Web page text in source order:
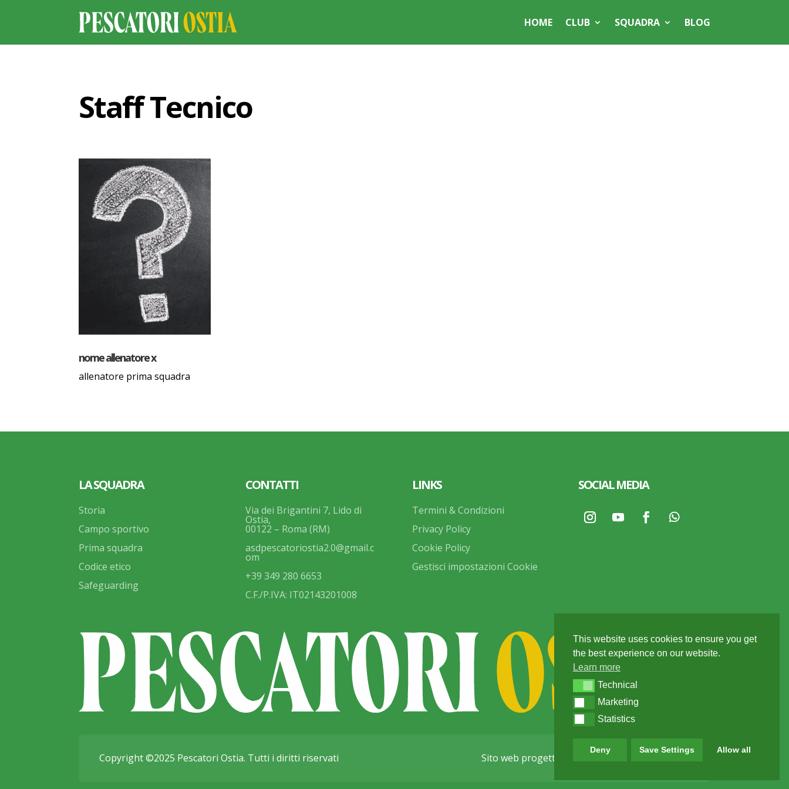
HOME CLUB SQUADRA BLOG
Staff Tecnico
nome allenatore x
allenatore prima squadra
LA SQUADRA
Storia
Campo sportivo
Prima squadra
Codice etico
Safeguarding
CONTATTI
Via dei Brigantini 7, Lido di
Ostia,
00122 – Roma (RM)
asdpescatoriostia2.0@gmail.c
om
+39 349 280 6653
C.F./P.IVA: IT02143201008
LINKS
Termini & Condizioni
Privacy Policy
Cookie Policy
Gestisci impostazioni Cookie
SOCIAL MEDIA
Copyright ©2025 Pescatori Ostia. Tutti i diritti riservati Sito web progettato e sviluppato da Ziken Labs
This website uses cookies to ensure you get
the best experience on our website.
Learn more
TechnicalTechnical
MarketingMarketing
StatisticsStatistics
Deny Save Settings Allow all